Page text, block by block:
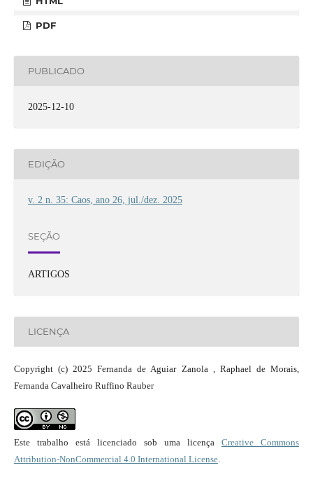
PDF
PUBLICADO
2025-12-10
EDIÇÃO
v. 2 n. 35: Caos, ano 26, jul./dez. 2025
SEÇÃO
ARTIGOS
LICENÇA
Copyright (c) 2025 Fernanda de Aguiar Zanola , Raphael de Morais,
Fernanda Cavalheiro Ruffino Rauber
Este trabalho está licenciado sob uma licençaCreative Commons
Attribution-NonCommercial 4.0 International License.